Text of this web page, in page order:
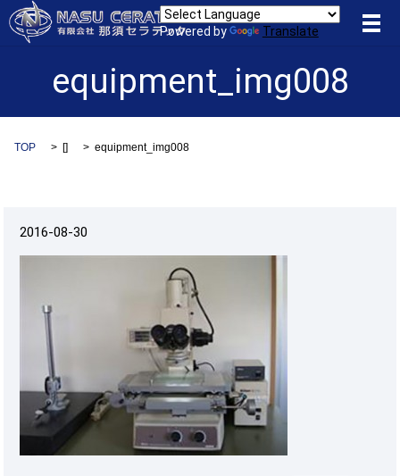
Powered by Translate メ
equipment_img008
TOP [] equipment_img008
2016-08-30